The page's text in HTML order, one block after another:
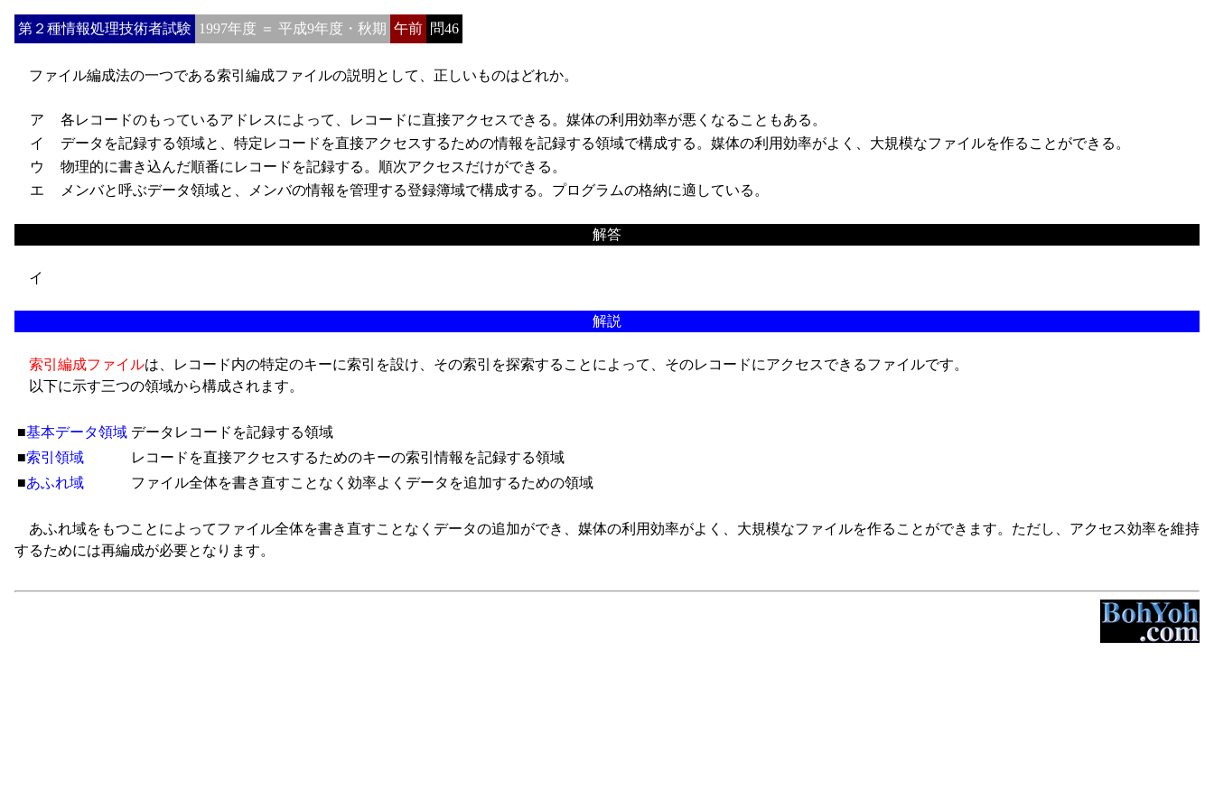
第２種情報処理技術者試験 1997年度 ＝ 平成9年度・秋期 午前 問46
ファイル編成法の一つである索引編成ファイルの説明として、正しいものはどれか。
ア
各レコードのもっているアドレスによって、レコードに直接アクセスできる。媒体の利用効率が悪くなることもある。
イ
データを記録する領域と、特定レコードを直接アクセスするための情報を記録する領域で構成する。媒体の利用効率がよく、大規模なファイルを作ることができる。
ウ
物理的に書き込んだ順番にレコードを記録する。順次アクセスだけができる。
エ
メンバと呼ぶデータ領域と、メンバの情報を管理する登録簿域で構成する。プログラムの格納に適している。
解答
イ
解説
索引編成ファイルは、レコード内の特定のキーに索引を設け、その索引を探索することによって、そのレコードにアクセスできるファイルです。
以下に示す三つの領域から構成されます。
■基本データ領域 データレコードを記録する領域
■索引領域
レコードを直接アクセスするためのキーの索引情報を記録する領域
■あふれ域 ファイル全体を書き直すことなく効率よくデータを追加するための領域
あふれ域をもつことによってファイル全体を書き直すことなくデータの追加ができ、媒体の利用効率がよく、大規模なファイルを作ることができます。ただし、アクセス効率を維持
するためには再編成が必要となります。